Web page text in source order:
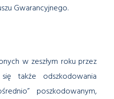
Gwarancyjnego.
w zeszłym roku przez
także odszkodowania
poszkodowanym,